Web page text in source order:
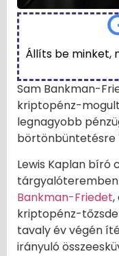
Állíts be minket,
Sam Bankman-
kriptopénz-
legnagyobb
börtönbüntetésre
Lewis Kaplan
Bankman-Friedet,
kriptopénz-
tavaly év végén
irányuló